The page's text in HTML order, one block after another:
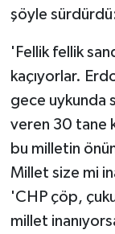
şöyle
'Fellik fellik
kaçıyorlar.
gece uykunda
veren 30 tane
bu milletin
Millet size mi
'CHP çöp,
millet